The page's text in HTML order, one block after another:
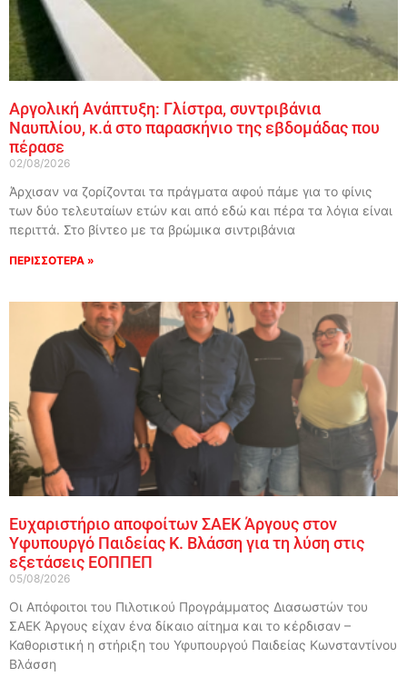
Αργολική Ανάπτυξη: Γλίστρα, συντριβάνια
Ναυπλίου, κ.ά στο παρασκήνιο της εβδομάδας που
πέρασε
02/08/2026
Άρχισαν να ζορίζονται τα πράγματα αφού πάμε για το φίνις
των δύο τελευταίων ετών και από εδώ και πέρα τα λόγια είναι
περιττά. Στο βίντεο με τα βρώμικα σιντριβάνια
ΠΕΡΙΣΣΟΤΕΡΑ »
Ευχαριστήριο αποφοίτων ΣΑΕΚ Άργους στον
Υφυπουργό Παιδείας Κ. Βλάσση για τη λύση στις
εξετάσεις ΕΟΠΠΕΠ
05/08/2026
Οι Απόφοιτοι του Πιλοτικού Προγράμματος Διασωστών του
ΣΑΕΚ Άργους είχαν ένα δίκαιο αίτημα και το κέρδισαν –
Καθοριστική η στήριξη του Υφυπουργού Παιδείας Κωνσταντίνου
Βλάσση